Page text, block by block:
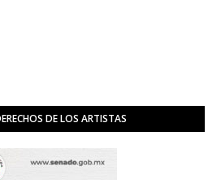
DE LOS ARTISTAS